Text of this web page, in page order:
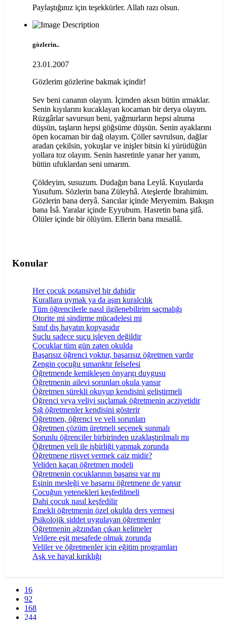
Paylaştığınız için teşekkürler. Allah razı olsun.
gözlerin..
23.01.2007
Gözlerim gözlerine bakmak içindir!
Sev beni cananın olayım. İçimden aksın bütün ırmaklar.
Senin kıyılarını kucaklayan kocaman bir derya olayım.
Rüzgârlar savursun beni, yağmurların hepsi alnıma
düşsün, taşların hepsi göğsüme düşsün. Senin ayaklarını
öpen kocaman bir dağ olayım. Çöller savrulsun, dağlar
aradan çekilsin, yokuşlar ve inişler bitsin ki yürüdüğün
yollara toz olayım. Senin hasretinle yanar her yanım,
bütün ufuklardan seni umarım.
Çöldeyim, susuzum. Dudağın bana Leylâ. Kuyularda
Yusufum. Sözlerin bana Züleyhâ. Ateşlerde İbrahimim.
Gözlerin bana deryâ. Sancılar içinde Meryemim. Bakışın
bana İsâ. Yaralar içinde Eyyubum. Hasretin bana şifâ.
Ölüler içinde bir ölüyüm. Ellerin bana musallâ.
Konular
Her çocuk potansiyel bir dahidir
Kurallara uymak ya da aşırı kuralcılık
Tüm öğrencilerle nasıl ilgilenebilirim saçmalığı
Otorite mi sindirme mücadelesi mi
Sınıf dış hayatın kopyasıdır
Suçlu sadece suçu işleyen değildir
Çocuklar tüm gün zaten okulda
Başarısız öğrenci yoktur, başarısız öğretmen vardır
Zengin çocuğu şımarıktır felsefesi
Öğretmende kemikleşen önyargı duygusu
Öğretmenin ailevi sorunları okula yansır
Öğretmen sürekli okuyup kendisini geliştirmeli
Öğrenci veya veliyi suçlamak öğretmenin acziyetidir
Sığ öğretmenler kendisini gösterir
Öğretmen, öğrenci ve veli sorunları
Öğretmen çözüm üretmeli seçenek sunmalı
Sorunlu öğrenciler birbirinden uzaklaştırılmalı mı
Öğretmen veli ile işbirliği yapmak zorunda
Öğretmene rüşvet vermek caiz midir?
Veliden kaçan öğretmen modeli
Öğretmenin çocuklarının başarısı var mı
Eşinin mesleği ve başarısı öğretmene de yansır
Çocuğun yetenekleri keşfedilmeli
Dahi çocuk nasıl keşfedilir
Emekli öğretmenin özel okulda ders vermesi
Psikolojik şiddet uygulayan öğretmenler
Öğretmenin ağzından çıkan kelimeler
Velilere eşit mesafede olmak zorunda
Veliler ve öğretmenler için eğitim programları
Aşk ve hayal kırıklığı
16
92
168
244